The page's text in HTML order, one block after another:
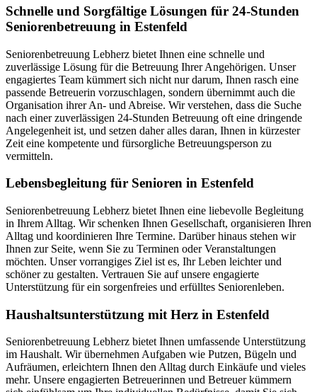
Schnelle und Sorgfältige Lösungen für 24-Stunden
Seniorenbetreuung in Estenfeld
Seniorenbetreuung Lebherz bietet Ihnen eine schnelle und
zuverlässige Lösung für die Betreuung Ihrer Angehörigen. Unser
engagiertes Team kümmert sich nicht nur darum, Ihnen rasch eine
passende Betreuerin vorzuschlagen, sondern übernimmt auch die
Organisation ihrer An- und Abreise. Wir verstehen, dass die Suche
nach einer zuverlässigen 24-Stunden Betreuung oft eine dringende
Angelegenheit ist, und setzen daher alles daran, Ihnen in kürzester
Zeit eine kompetente und fürsorgliche Betreuungsperson zu
vermitteln.
Lebensbegleitung für Senioren in Estenfeld
Seniorenbetreuung Lebherz bietet Ihnen eine liebevolle Begleitung
in Ihrem Alltag. Wir schenken Ihnen Gesellschaft, organisieren Ihren
Alltag und koordinieren Ihre Termine. Darüber hinaus stehen wir
Ihnen zur Seite, wenn Sie zu Terminen oder Veranstaltungen
möchten. Unser vorrangiges Ziel ist es, Ihr Leben leichter und
schöner zu gestalten. Vertrauen Sie auf unsere engagierte
Unterstützung für ein sorgenfreies und erfülltes Seniorenleben.
Haushalts­unterstützung mit Herz in Estenfeld
Seniorenbetreuung Lebherz bietet Ihnen umfassende Unterstützung
im Haushalt. Wir übernehmen Aufgaben wie Putzen, Bügeln und
Aufräumen, erleichtern Ihnen den Alltag durch Einkäufe und vieles
mehr. Unsere engagierten Betreuerinnen und Betreuer kümmern